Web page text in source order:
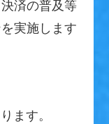
済の普及等
実施します
ます。